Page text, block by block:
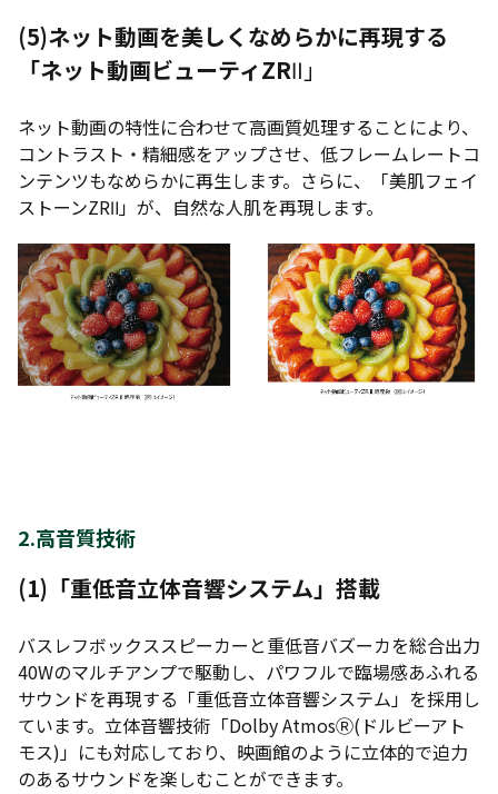
(5)ネット動画を美しくなめらかに再現する
「ネット動画ビューティZRⅡ」
ネット動画の特性に合わせて高画質処理することにより、
コントラスト・精細感をアップさせ、低フレームレートコ
ンテンツもなめらかに再生します。さらに、「美肌フェイ
ストーンZRⅡ」が、自然な人肌を再現します。
2.高音質技術
(1) 「重低音立体音響システム」搭載
バスレフボックススピーカーと重低音バズーカを総合出力
40Wのマルチアンプで駆動し、パワフルで臨場感あふれる
サウンドを再現する「重低音立体音響システム」を採用し
ています。立体音響技術「Dolby AtmosⓇ(ドルビーアト
モス)」にも対応しており、映画館のように立体的で迫力
のあるサウンドを楽しむことができます。